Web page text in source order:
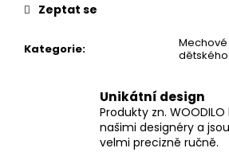
Kategorie:
Zeptat se
Unikátní design
Produkty zn.
našimi designéry a
velmi precizně ručně.